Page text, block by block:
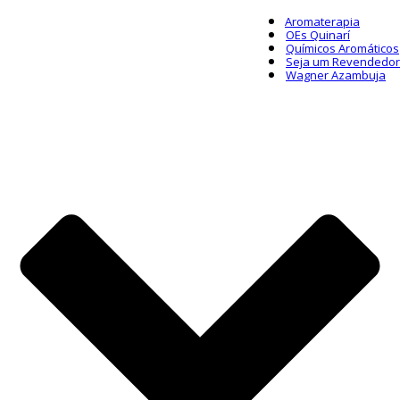
Aromaterapia
OEs Quinarí
Químicos Aromáticos
Seja um Revendedor
Wagner Azambuja